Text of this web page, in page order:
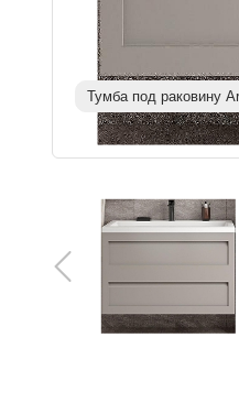
Тумба под раковину